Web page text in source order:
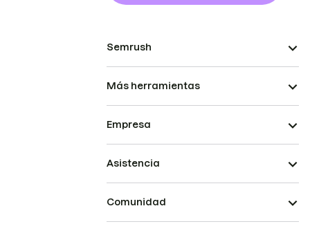
Semrush
Más herramientas
Empresa
Asistencia
Comunidad